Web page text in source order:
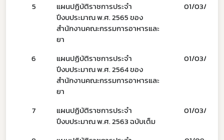
5
แผนปฏิบัติราชการประจำ
ปีงบประมาณ พ.ศ. 2565 ของ
สำนักงานคณะกรรมการอาหารและ
ยา
01/03/64
6
แผนปฏิบัติราชการประจำ
ปีงบประมาณ พ.ศ. 2564 ของ
สำนักงานคณะกรรมการอาหารและ
ยา
01/03/63
7
แผนปฏิบัติราชการประจำ
ปีงบประมาณ พ.ศ. 2563 ฉบับเต็ม
01/03/62
Subscribe
ผู้ประกอบการายย่อย